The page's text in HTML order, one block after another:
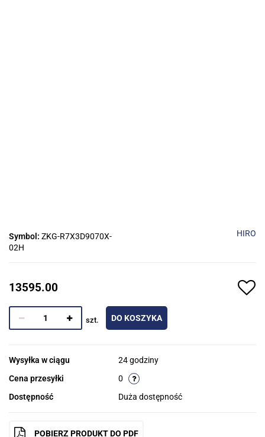
Symbol: ZKG-R7X3D9070X-
02H
HIRO
13595.00
szt. DO KOSZYKA
Wysyłka w ciągu
24 godziny
Cena przesyłki
0
Dostępność
Duża dostępność
POBIERZ PRODUKT DO PDF